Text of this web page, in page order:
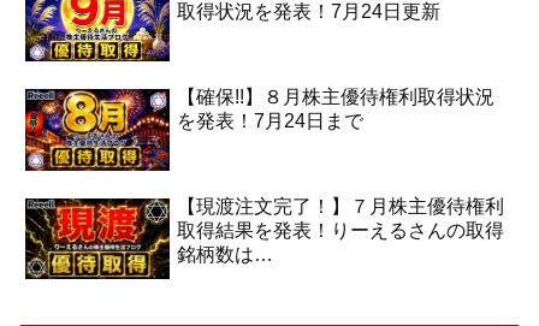
取得状況を発表！7月24日更新
【確保!!】８月株主優待権利取得状況
を発表！7月24日まで
【現渡注文完了！】７月株主優待権利
取得結果を発表！りーえるさんの取得
銘柄数は…